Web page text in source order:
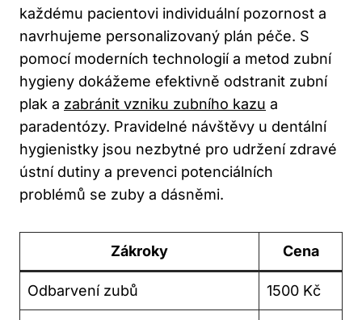
každému pacientovi individuální pozornost a
navrhujeme personalizovaný plán péče. S
pomocí moderních technologií a metod zubní
hygieny dokážeme efektivně odstranit zubní
plak a zabránit vzniku zubního kazu a
paradentózy. Pravidelné návštěvy u dentální
hygienistky jsou nezbytné pro udržení zdravé
ústní dutiny a prevenci potenciálních
problémů se zuby a dásněmi.
Zákroky Cena
Odbarvení zubů 1500 Kč